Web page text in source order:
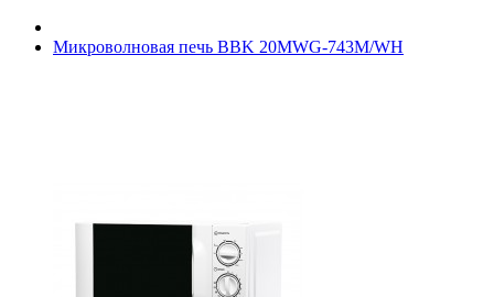
Микроволновая печь BBK 20MWG-743M/WH